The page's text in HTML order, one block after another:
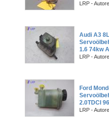
LRP -
Audi A3
1.6 74kw
LRP -
Ford
2.0TDCI
LRP -